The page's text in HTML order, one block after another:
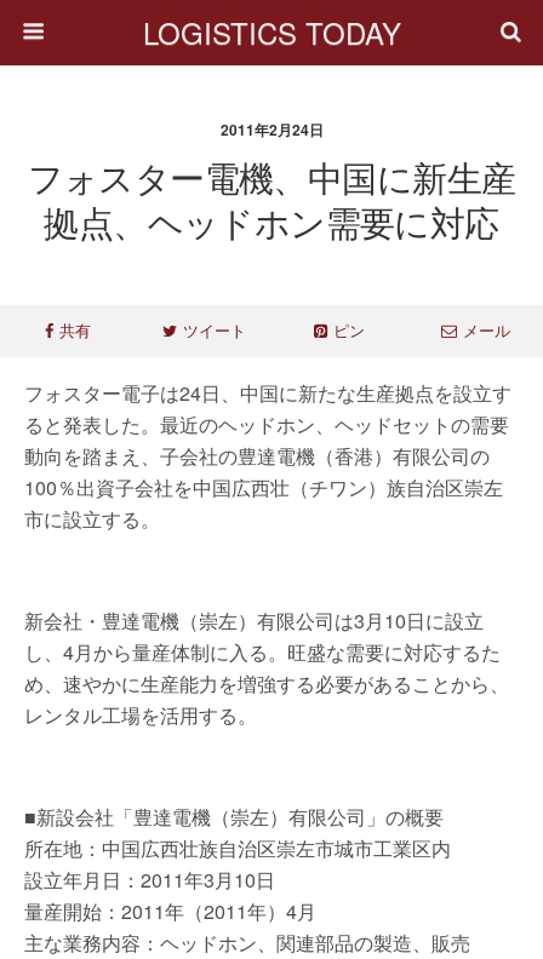
LOGISTICS TODAY
2011年2月24日
フォスター電機、中国に新生産
拠点、ヘッドホン需要に対応
共有 ツイート ピン メール
フォスター電子は24日、中国に新たな生産拠点を設立す
ると発表した。最近のヘッドホン、ヘッドセットの需要
動向を踏まえ、子会社の豊達電機（香港）有限公司の
100％出資子会社を中国広西壮（チワン）族自治区崇左
市に設立する。
新会社・豊達電機（崇左）有限公司は3月10日に設立
し、4月から量産体制に入る。旺盛な需要に対応するた
め、速やかに生産能力を増強する必要があることから、
レンタル工場を活用する。
■新設会社「豊達電機（崇左）有限公司」の概要
所在地：中国広西壮族自治区崇左市城市工業区内
設立年月日：2011年3月10日
量産開始：2011年（2011年）4月
主な業務内容：ヘッドホン、関連部品の製造、販売